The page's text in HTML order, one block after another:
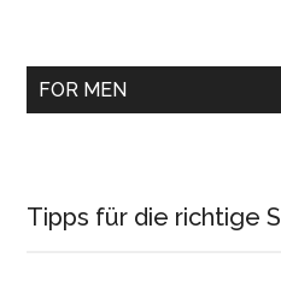
FOR MEN
Tipps für die richtige